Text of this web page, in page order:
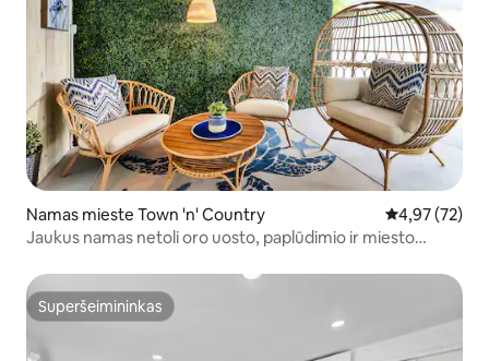
Namas mieste Town 'n' Country Vidutinis
4,97 (72)
Jaukus namas netoli oro uosto, paplūdimio ir miesto
Superšeimininkas
Superšeimininkas